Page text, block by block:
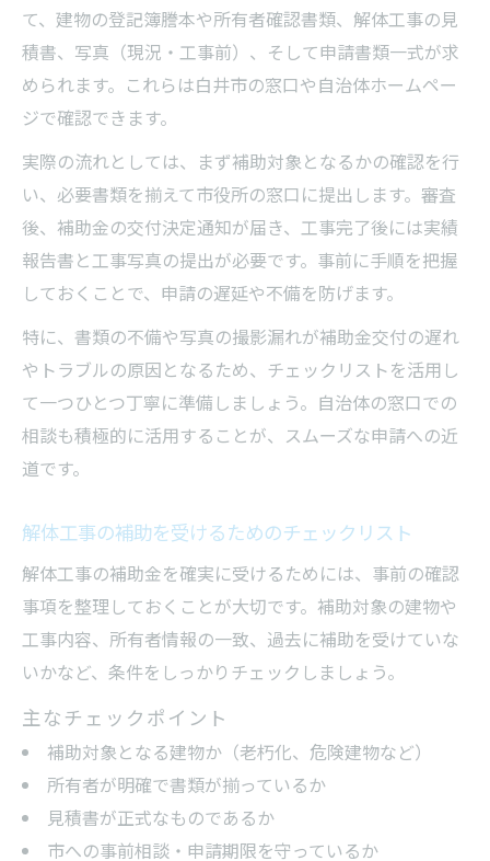
て、建物の登記簿謄本や所有者確認書類、解体工事の見
積書、写真（現況・工事前）、そして申請書類一式が求
められます。これらは白井市の窓口や自治体ホームペー
ジで確認できます。
実際の流れとしては、まず補助対象となるかの確認を行
い、必要書類を揃えて市役所の窓口に提出します。審査
後、補助金の交付決定通知が届き、工事完了後には実績
報告書と工事写真の提出が必要です。事前に手順を把握
しておくことで、申請の遅延や不備を防げます。
特に、書類の不備や写真の撮影漏れが補助金交付の遅れ
やトラブルの原因となるため、チェックリストを活用し
て一つひとつ丁寧に準備しましょう。自治体の窓口での
相談も積極的に活用することが、スムーズな申請への近
道です。
解体工事の補助を受けるためのチェックリスト
解体工事の補助金を確実に受けるためには、事前の確認
事項を整理しておくことが大切です。補助対象の建物や
工事内容、所有者情報の一致、過去に補助を受けていな
いかなど、条件をしっかりチェックしましょう。
主なチェックポイント
補助対象となる建物か（老朽化、危険建物など）
所有者が明確で書類が揃っているか
見積書が正式なものであるか
市への事前相談・申請期限を守っているか